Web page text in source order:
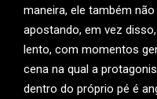
maneira, ele também
apostando, em vez
lento, com momentos
cena na qual a
dentro do próprio pé é